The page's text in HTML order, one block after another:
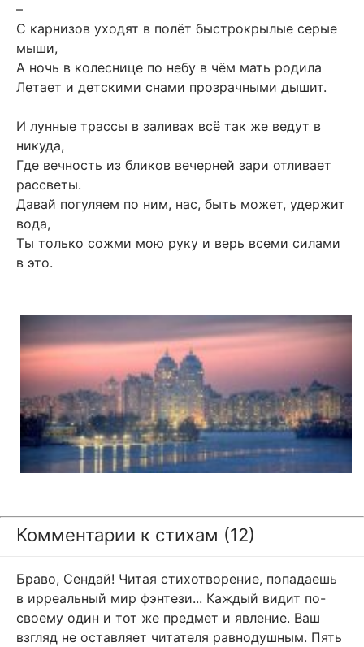
–
С карнизов уходят в полёт быстрокрылые серые
мыши,
А ночь в колеснице по небу в чём мать родила
Летает и детскими снами прозрачными дышит.
И лунные трассы в заливах всё так же ведут в
никуда,
Где вечность из бликов вечерней зари отливает
рассветы.
Давай погуляем по ним, нас, быть может, удержит
вода,
Ты только сожми мою руку и верь всеми силами
в это.
Комментарии к стихам (12)
Браво, Сендай! Читая стихотворение, попадаешь
в ирреальный мир фэнтези... Каждый видит по-
своему один и тот же предмет и явление. Ваш
взгляд не оставляет читателя равнодушным. Пять